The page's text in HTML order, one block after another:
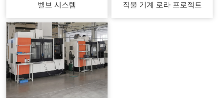
벨브 시스템 직물 기계 로라 프로젝트